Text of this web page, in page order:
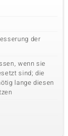
der
wenn sie
sind; die
lange diesen